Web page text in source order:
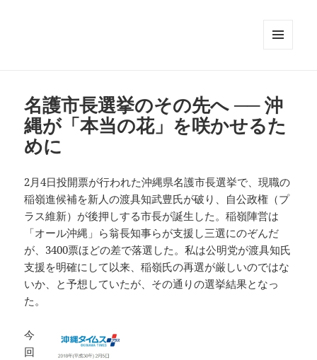
ット
名護市長選挙のその先へ ── 沖
縄が「本当の花」を咲かせるた
めに
2月4日投開票が行われた沖縄県名護市長選挙で、現職の
稲嶺進候補を新人の渡具知武豊氏が破り、自公政権（プ
ラス維新）が後押しする市長が誕生した。稲嶺陣営は
「オール沖縄」ら翁長知事らが支援し三選にのぞんだ
が、3400票ほどの差で落選した。私は公明党が渡具知氏
支援を明確にして以来、稲嶺氏の再選が厳しいのではな
いか、と予想していたが、その通りの選挙結果となっ
た。
今
回